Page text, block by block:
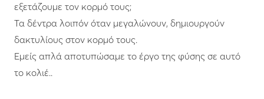
εξετάζουμε τον κορμό τους;
Τα δέντρα λοιπόν όταν μεγαλώνουν, δημιουργούν
δακτυλίους στον κορμό τους.
Εμείς απλά αποτυπώσαμε το έργο της φύσης σε αυτό
το κολιέ..